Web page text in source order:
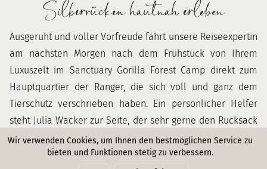
Wir verwenden Cookies, um Ihnen den bestmöglichen Service zu
bieten und Funktionen stetig zu verbessern.
Silberrücken hautnah erleben
Ausgeruht und voller Vorfreude fährt unsere Reiseexpertin
am nächsten Morgen nach dem Frühstück von Ihrem
Luxuszelt im Sanctuary Gorilla Forest Camp direkt zum
Hauptquartier der Ranger, die sich voll und ganz dem
Tierschutz verschrieben haben. Ein persönlicher Helfer
steht Julia Wacker zur Seite, der sehr gerne den Rucksack
trägt und auch manchmal die Hand reicht, falls es etwas
steiler wird. Er passt besonders auf die Sachen auf, wenn